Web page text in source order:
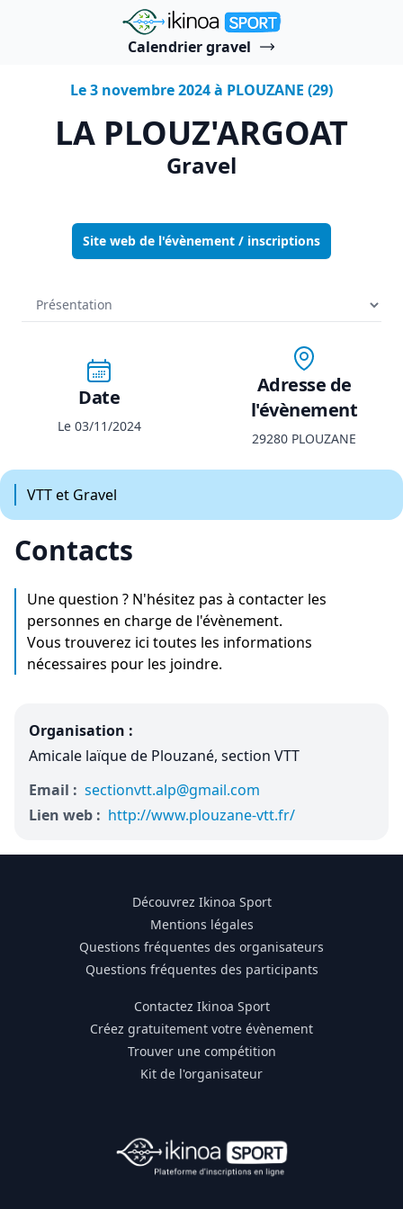
"Ikinoa Sport"
Calendrier gravel
Le 3 novembre 2024 à PLOUZANE (29)
LA PLOUZ'ARGOAT
Gravel
Site web de l'évènement / inscriptions
Date
Le 03/11/2024
Adresse de
l'évènement
29280 PLOUZANE
VTT et Gravel
Contacts
Une question ? N'hésitez pas à contacter les
personnes en charge de l'évènement.
Vous trouverez ici toutes les informations
nécessaires pour les joindre.
Organisation :
Amicale laïque de Plouzané, section VTT
Email : sectionvtt.alp@gmail.com
Lien web : http://www.plouzane-vtt.fr/
Découvrez Ikinoa Sport
Mentions légales
Questions fréquentes des organisateurs
Questions fréquentes des participants
Contactez Ikinoa Sport
Créez gratuitement votre évènement
Trouver une compétition
Kit de l'organisateur